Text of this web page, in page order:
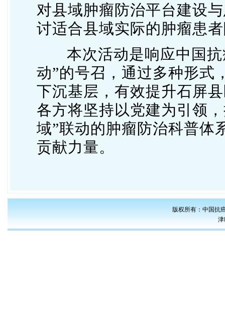
对县域肿瘤防治平台建设
讨适合县域实际的肿瘤患
本次活动是响应中国
动”的号召，通过多种形式
下沉基层，有效提升石屏
各方将坚持以党建为引领
域”联动的肿瘤防治科普体
贡献力量。
版权所有：中国抗